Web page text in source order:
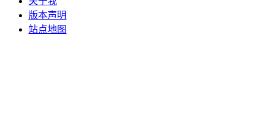
版本声明
站点地图